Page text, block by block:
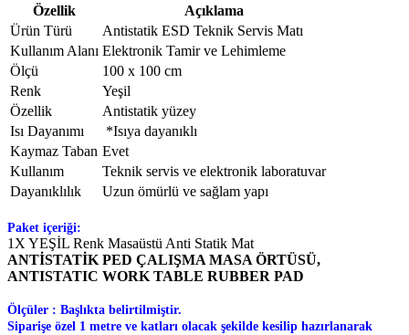
Özellik
Açıklama
Ürün Türü
Antistatik ESD Teknik Servis Matı
Kullanım Alanı Elektronik Tamir ve Lehimleme
Ölçü
100 x 100 cm
Renk
Yeşil
Özellik
Antistatik yüzey
Isı Dayanımı
*Isıya dayanıklı
Kaymaz Taban Evet
Kullanım
Teknik servis ve elektronik laboratuvar
Dayanıklılık
Uzun ömürlü ve sağlam yapı
Paket içeriği:
1X YEŞİL Renk Masaüstü Anti Statik Mat
ANTİSTATİK PED ÇALIŞMA MASA ÖRTÜSÜ,
ANTISTATIC WORK TABLE RUBBER PAD
Ölçüler : Başlıkta belirtilmiştir.
Siparişe özel 1 metre ve katları olacak şekilde kesilip hazırlanarak